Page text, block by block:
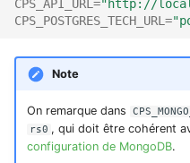
CPS_API_URL ="http://
CPS_POSTGRES_TECH_URL =
Note
On remarque dans
rs0 , qui doit être cohérent
configuration de MongoDB.